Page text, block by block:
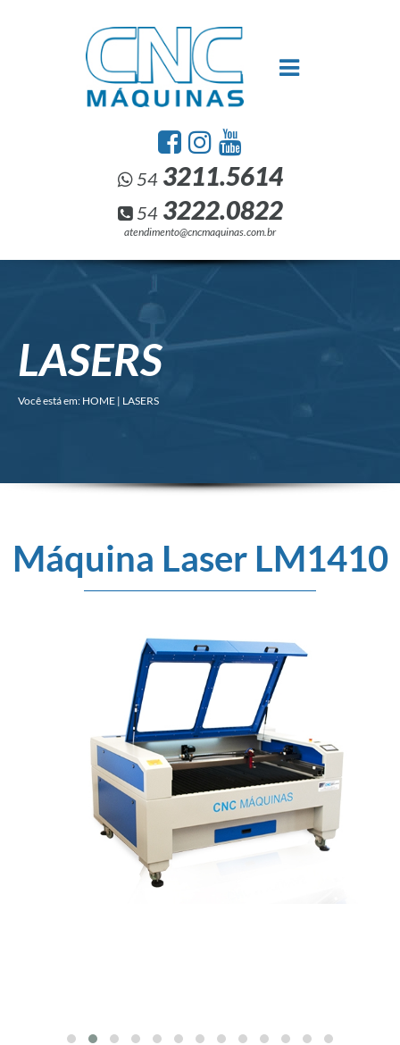
543211.5614
543222.0822
atendimento@cncmaquinas.com.br
LASERS
Você está em: HOME | LASERS
Máquina Laser LM1410